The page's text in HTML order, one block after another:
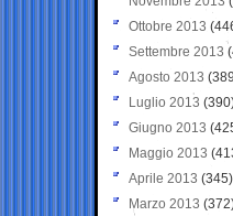
Ottobre 2013
Settembre 2013
Agosto 2013
Luglio 2013
Giugno 2013
Maggio 2013
Aprile 2013 (345)
Marzo 2013